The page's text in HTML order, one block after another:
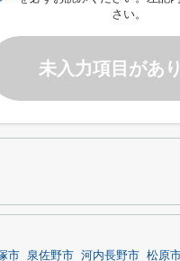
さい。
未入力項目があ
市 泉佐野市 河内長野市 松原